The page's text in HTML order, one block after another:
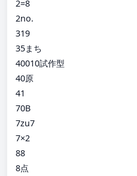
2=8
2no.
319
35まち
40010試作型
40原
41
70B
7zu7
7×2
88
8点